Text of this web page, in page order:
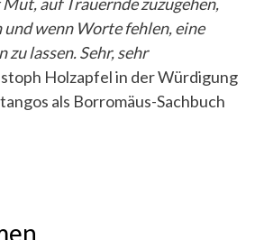
wenn Worte fehlen, eine
zu lassen. Sehr, sehr
Holzapfel in der Würdigung
als Borromäus-Sachbuch